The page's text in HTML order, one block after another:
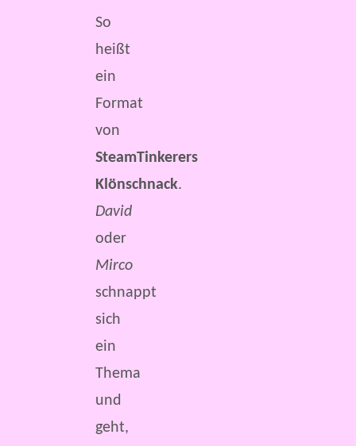
So
heißt
ein
Format
von
SteamTinkerers
Klönschnack.
David
oder
Mirco
schnappt
sich
ein
Thema
und
geht,